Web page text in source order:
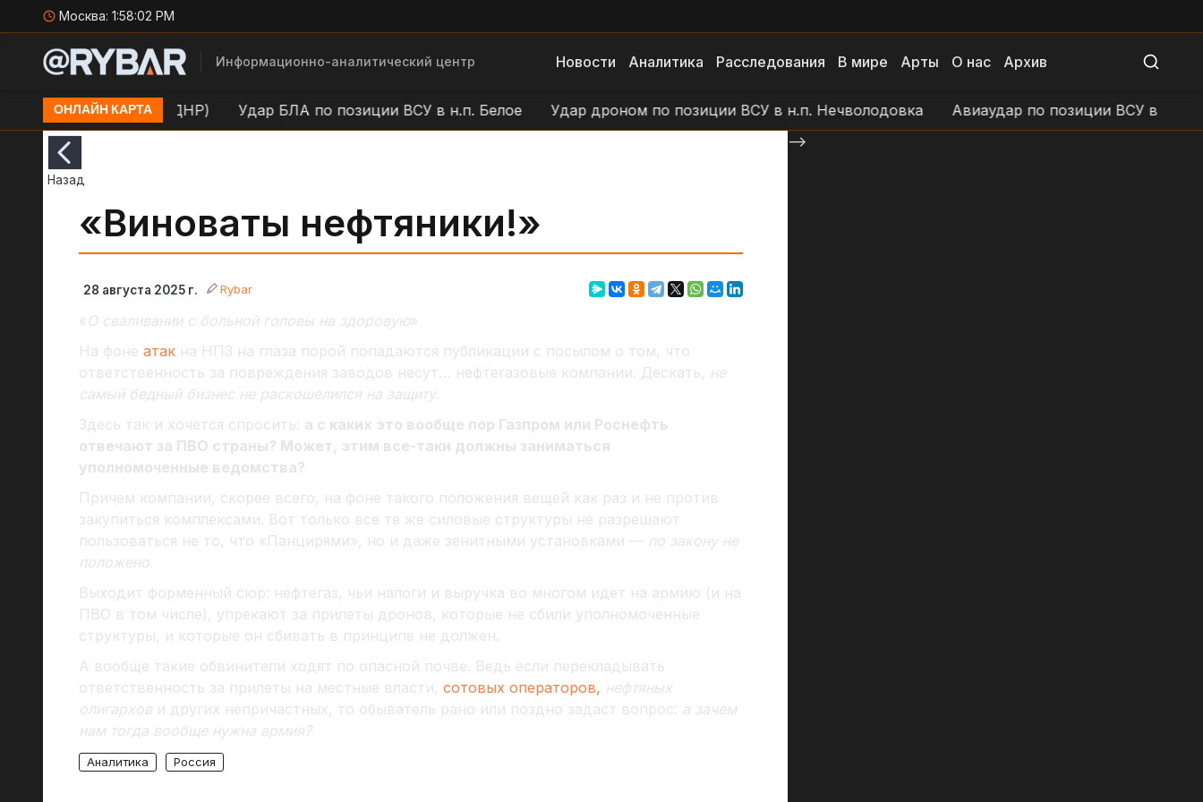
Москва: 1:58:03 PM
Информационно-аналитический центр Новости Аналитика Расследования В мире Арты О нас Архив
ОНЛАЙН КАРТА
ВСУ в н.п. Маяки (ДНР) Удар БЛА по позиции ВСУ в н.п. Белое Удар дроном по позиции ВСУ в н.п. Нечволодовка Авиаудар по позиции ВСУ в н.п.
Назад
«Виноваты нефтяники!»
28 августа 2025 г. Rybar
« О сваливании с больной головы на здоровую»
На фоне атак на НПЗ на глаза порой попадаются публикации с посылом о том, что
ответственность за повреждения заводов несут… нефтегазовые компании. Дескать, не
самый бедный бизнес не раскошелился на защиту.
Здесь так и хочется спросить: а с каких это вообще пор Газпром или Роснефть
отвечают за ПВО страны? Может, этим все-таки должны заниматься
уполномоченные ведомства?
Причем компании, скорее всего, на фоне такого положения вещей как раз и не против
закупиться комплексами. Вот только все те же силовые структуры не разрешают
пользоваться не то, что «Панцирями», но и даже зенитными установками — по закону не
положено.
Выходит форменный сюр: нефтегаз, чьи налоги и выручка во многом идет на армию (и на
ПВО в том числе), упрекают за прилеты дронов, которые не сбили уполномоченные
структуры, и которые он сбивать в принципе не должен.
А вообще такие обвинители ходят по опасной почве. Ведь если перекладывать
ответственность за прилеты на местные власти, сотовых операторов, нефтяных
олигархов и других непричастных, то обыватель рано или поздно задаст вопрос: а зачем
нам тогда вообще нужна армия?
Аналитика Россия
-->